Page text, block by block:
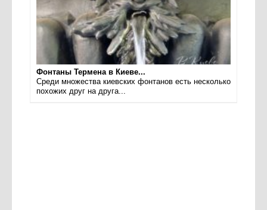
Фонтаны Термена в Киеве...
Среди множества киевских фонтанов есть несколько
похожих друг на друга...